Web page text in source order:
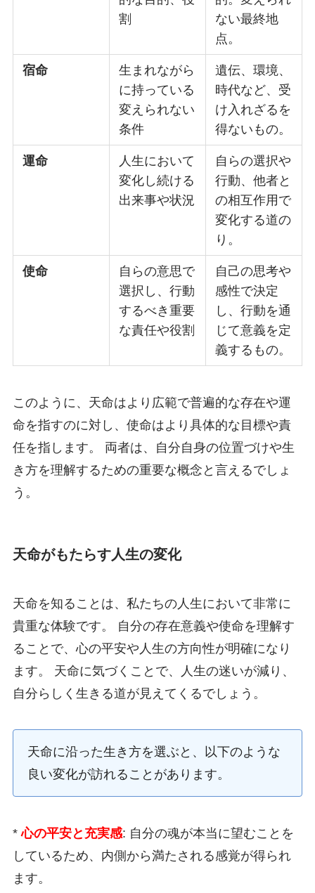
割
ない最終地
点。
宿命
生まれながら
に持っている
変えられない
条件
遺伝、環境、
時代など、受
け入れざるを
得ないもの。
運命
人生において
変化し続ける
出来事や状況
自らの選択や
行動、他者と
の相互作用で
変化する道の
り。
使命
自らの意思で
選択し、行動
するべき重要
な責任や役割
自己の思考や
感性で決定
し、行動を通
じて意義を定
義するもの。
このように、天命はより広範で普遍的な存在や運
命を指すのに対し、使命はより具体的な目標や責
任を指します。 両者は、自分自身の位置づけや生
き方を理解するための重要な概念と言えるでしょ
う。
天命がもたらす人生の変化
天命を知ることは、私たちの人生において非常に
貴重な体験です。 自分の存在意義や使命を理解す
ることで、心の平安や人生の方向性が明確になり
ます。 天命に気づくことで、人生の迷いが減り、
自分らしく生きる道が見えてくるでしょう。
天命に沿った生き方を選ぶと、以下のような
良い変化が訪れることがあります。
*心の平安と充実感: 自分の魂が本当に望むことを
しているため、内側から満たされる感覚が得られ
ます。